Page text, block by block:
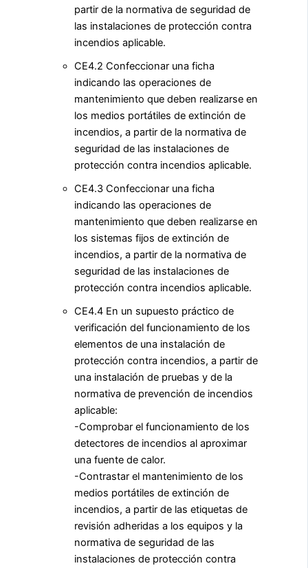
partir de la normativa de seguridad de
las instalaciones de protección contra
incendios aplicable.
CE4.2 Confeccionar una ficha
indicando las operaciones de
mantenimiento que deben realizarse en
los medios portátiles de extinción de
incendios, a partir de la normativa de
seguridad de las instalaciones de
protección contra incendios aplicable.
CE4.3 Confeccionar una ficha
indicando las operaciones de
mantenimiento que deben realizarse en
los sistemas fijos de extinción de
incendios, a partir de la normativa de
seguridad de las instalaciones de
protección contra incendios aplicable.
CE4.4 En un supuesto práctico de
verificación del funcionamiento de los
elementos de una instalación de
protección contra incendios, a partir de
una instalación de pruebas y de la
normativa de prevención de incendios
aplicable:
-Comprobar el funcionamiento de los
detectores de incendios al aproximar
una fuente de calor.
-Contrastar el mantenimiento de los
medios portátiles de extinción de
incendios, a partir de las etiquetas de
revisión adheridas a los equipos y la
normativa de seguridad de las
instalaciones de protección contra